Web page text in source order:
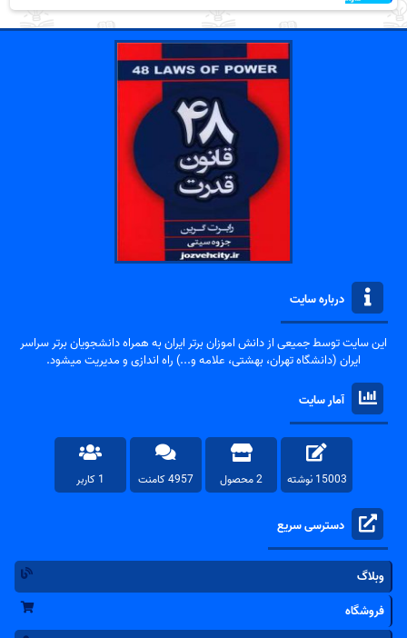
درباره سایت
این سایت توسط جمیعی از دانش اموزان برتر ایران به همراه دانشجویان برتر سراسر
ایران (دانشگاه تهران، بهشتی، علامه و...) راه اندازی و مدیریت میشود.
آمار سایت
15003 نوشته 2 محصول 4957 کامنت 1 کاربر
دسترسی سریع
وبلاگ
فروشگاه